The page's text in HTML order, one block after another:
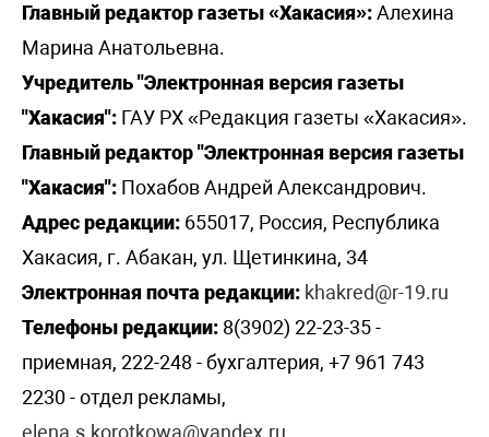
Главный редактор газеты «Хакасия»:Алехина
Марина Анатольевна.
Учредитель "Электронная версия газеты
"Хакасия": ГАУ РХ «Редакция газеты «Хакасия».
Главный редактор "Электронная версия газеты
"Хакасия": Похабов Андрей Александрович.
Адрес редакции: 655017, Россия, Республика
Хакасия, г. Абакан, ул. Щетинкина, 34
Электронная почта редакции: khakred@r-19.ru
Телефоны редакции: 8(3902) 22-23-35 -
приемная, 222-248 - бухгалтерия, +7 961 743
2230 - отдел рекламы,
elena.s.korotkowa@yandex.ru